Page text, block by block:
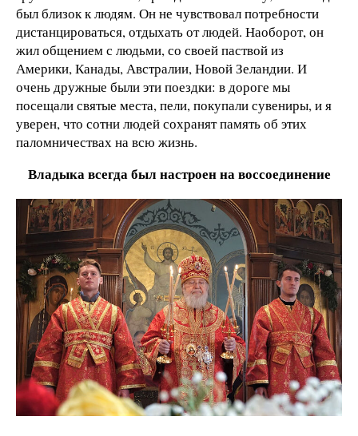
был близок к людям. Он не чувствовал потребности
дистанцироваться, отдыхать от людей. Наоборот, он
жил общением с людьми, со своей паствой из
Америки, Канады, Австралии, Новой Зеландии. И
очень дружные были эти поездки: в дороге мы
посещали святые места, пели, покупали сувениры, и я
уверен, что сотни людей сохранят память об этих
паломничествах на всю жизнь.
Владыка всегда был настроен на воссоединение